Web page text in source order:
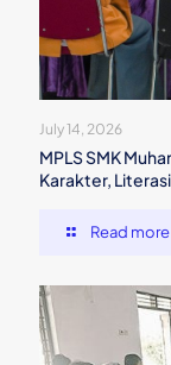
July 14, 2026
MPLS SMK
Karakter,
Read more